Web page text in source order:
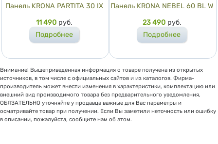
Панель KRONA PARTITA 30 IX
Цена
11 490 руб.
Подробнее
Панель KRONA NEBEL 60 BL W
Цена
23 490 руб.
Подробнее
Внимание! Вышеприведенная информация о товаре получена из открытых
источников, в том числе с официальных сайтов и из каталогов. Фирма-
производитель может внести изменения в характеристики, комплектацию или
внешний вид производимого товара без предварительного уведомления,
ОБЯЗАТЕЛЬНО уточняйте у продавца важные для Вас параметры и
осматривайте товар при получении. Если Вы заметили неточность или ошибку
в описании, пожалуйста, сообщите нам об этом.